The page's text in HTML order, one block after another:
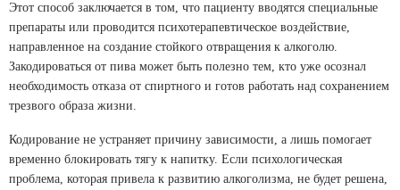
Этот способ заключается в том, что пациенту вводятся специальные
препараты или проводится психотерапевтическое воздействие,
направленное на создание стойкого отвращения к алкоголю.
Закодироваться от пива может быть полезно тем, кто уже осознал
необходимость отказа от спиртного и готов работать над сохранением
трезвого образа жизни.
Кодирование не устраняет причину зависимости, а лишь помогает
временно блокировать тягу к напитку. Если психологическая
проблема, которая привела к развитию алкоголизма, не будет решена,